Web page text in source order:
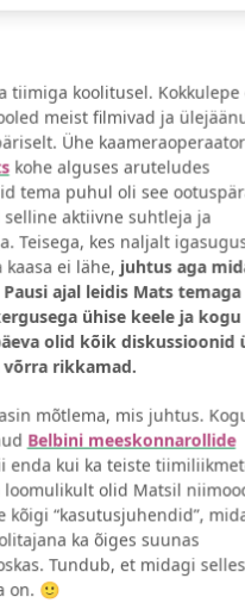
tiimiga koolitusel. Kokkulepe
meist filmivad ja
Ühe
kohe alguses aruteludes
tema puhul oli see
aktiivne suhtleja ja
Teisega, kes naljalt
ei lähe, juhtus aga
ajal leidis Mats temaga
ühise keele ja kogu
olid kõik diskussioonid
rikkamad.
mõtlema, mis juhtus.
Belbini meeskonnarollide
enda kui ka teiste
loomulikult olid Matsil
kõigi “kasutusjuhendid”,
ka õiges suunas
Tundub, et midagi selles
on. 🙂